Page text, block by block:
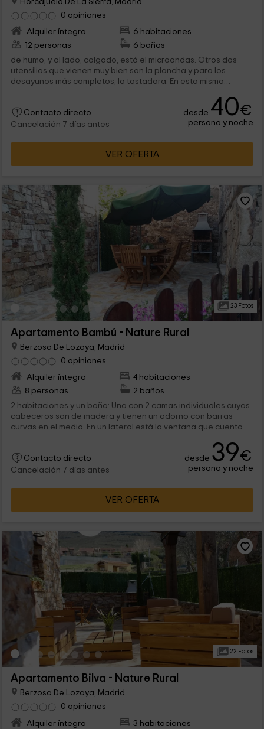
0 opiniones
Alquiler íntegro
6 habitaciones
12 personas
6 baños
de humo, y al lado, colgado, está el microondas. Otros dos
utensilios que vienen muy bien son la plancha y para los
desayunos más completos, la tostadora. En esta misma
Contacto directo
Cancelación 7 días antes
desde 40€
persona y noche
VER OFERTA
23 Fotos
Apartamento Bambú - Nature Rural
Berzosa De Lozoya, Madrid
0 opiniones
Alquiler íntegro
4 habitaciones
8 personas
2 baños
2 habitaciones y un baño: Una con 2 camas individuales cuyos
cabeceros son de madera y tienen un adorno con barras
curvas en el medio. En un lateral está la ventana que cuenta
Contacto directo
Cancelación 7 días antes
desde 39€
persona y noche
VER OFERTA
22 Fotos
Apartamento Bilva - Nature Rural
Berzosa De Lozoya, Madrid
0 opiniones
Alquiler íntegro
3 habitaciones